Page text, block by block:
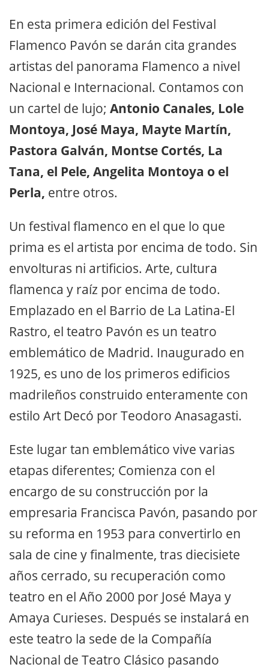
En esta primera edición del Festival
Flamenco Pavón se darán cita grandes
artistas del panorama Flamenco a nivel
Nacional e Internacional. Contamos con
un cartel de lujo; Antonio Canales, Lole
Montoya, José Maya, Mayte Martín,
Pastora Galván, Montse Cortés, La
Tana, el Pele, Angelita Montoya o el
Perla, entre otros.
Un festival flamenco en el que lo que
prima es el artista por encima de todo. Sin
envolturas ni artificios. Arte, cultura
flamenca y raíz por encima de todo.
Emplazado en el Barrio de La Latina-El
Rastro, el teatro Pavón es un teatro
emblemático de Madrid. Inaugurado en
1925, es uno de los primeros edificios
madrileños construido enteramente con
estilo Art Decó por Teodoro Anasagasti.
Este lugar tan emblemático vive varias
etapas diferentes; Comienza con el
encargo de su construcción por la
empresaria Francisca Pavón, pasando por
su reforma en 1953 para convertirlo en
sala de cine y finalmente, tras diecisiete
años cerrado, su recuperación como
teatro en el Año 2000 por José Maya y
Amaya Curieses. Después se instalará en
este teatro la sede de la Compañía
Nacional de Teatro Clásico pasando